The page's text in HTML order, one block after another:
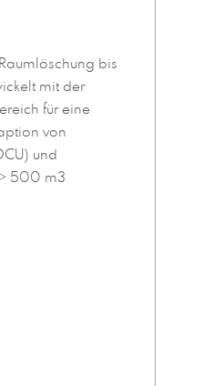
bis
mit der
für eine
von
und
500 m3